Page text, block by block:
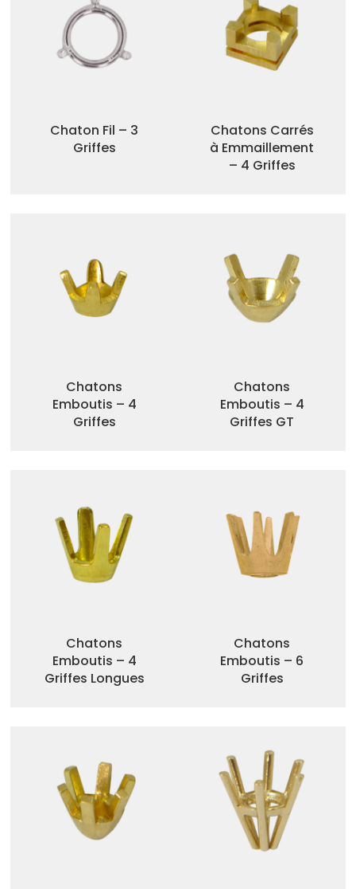
Chaton Fil – 3
Griffes
Chatons Carrés
à Emmaillement
– 4 Griffes
Chatons
Emboutis – 4
Griffes
Chatons
Emboutis – 4
Griffes GT
Chatons
Emboutis – 4
Griffes Longues
Chatons
Emboutis – 6
Griffes